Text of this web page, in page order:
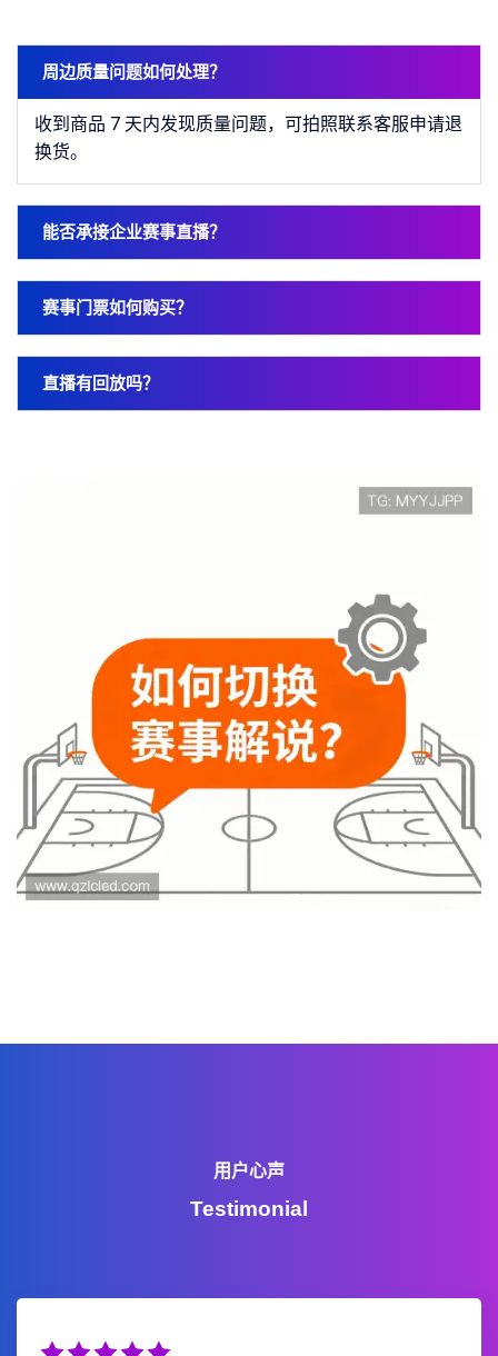
周边质量问题如何处理？
收到商品 7 天内发现质量问题，可拍照联系客服申请退
换货。
能否承接企业赛事直播？
赛事门票如何购买？
直播有回放吗？
用户心声
Testimonial